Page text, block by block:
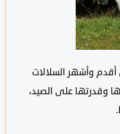
السلالات
على الصيد،